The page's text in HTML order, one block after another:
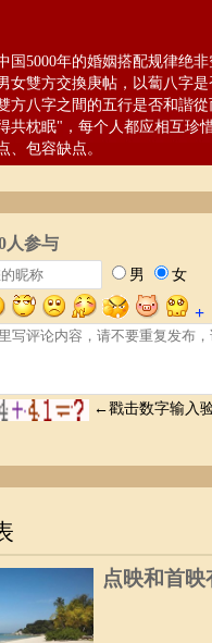
国5000年的婚姻搭配规律绝
女雙方交換庚帖，以蔔八字
方八字之間的五行是否和諧
共枕眠"，每个人都应相互珍
、包容缺点。
点映和首映